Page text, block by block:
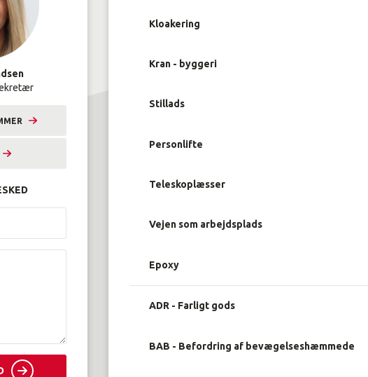
Kloakering
Kran - byggeri
Stillads
Personlifte
Teleskoplæsser
Vejen som arbejdsplads
Epoxy
ADR - Farligt gods
BAB - Befordring af bevægelseshæmmede